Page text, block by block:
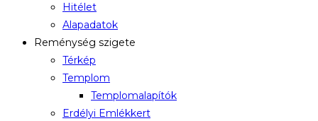
Hitélet
Alapadatok
Reménység szigete
Térkép
Templom
Templomalapítók
Erdélyi Emlékkert